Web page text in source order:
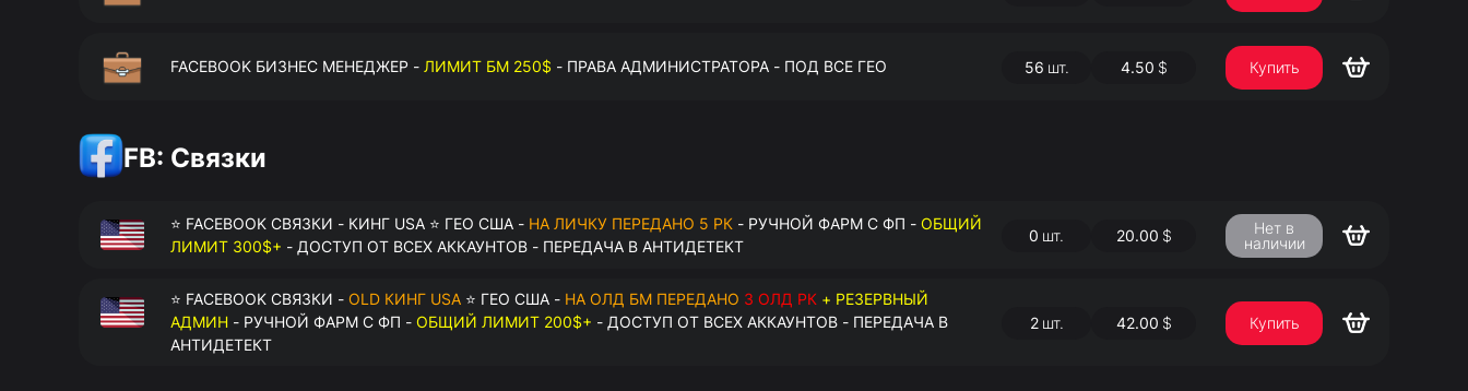
FACEBOOK БИЗНЕС МЕНЕДЖЕР - ЛИМИТ БМ 250$ - ПРАВА АДМИНИСТРАТОРА - ПОД ВСЕ ГЕО 56 шт. 4.50 $ Купить
FB: Связки
⭐ FACEBOOK СВЯЗКИ - КИНГ USA ⭐ ГЕО США - НА ЛИЧКУ ПЕРЕДАНО 5 РК - РУЧНОЙ ФАРМ С ФП - ОБЩИЙ
ЛИМИТ 300$+ - ДОСТУП ОТ ВСЕХ АККАУНТОВ - ПЕРЕДАЧА В АНТИДЕТЕКТ
0 шт. 20.00 $
Нет в
наличии
⭐ FACEBOOK СВЯЗКИ - OLD КИНГ USA ⭐ ГЕО США - НА ОЛД БМ ПЕРЕДАНО 3 ОЛД РК + РЕЗЕРВНЫЙ
АДМИН - РУЧНОЙ ФАРМ С ФП - ОБЩИЙ ЛИМИТ 200$+ - ДОСТУП ОТ ВСЕХ АККАУНТОВ - ПЕРЕДАЧА В
АНТИДЕТЕКТ
2 шт. 42.00 $ Купить